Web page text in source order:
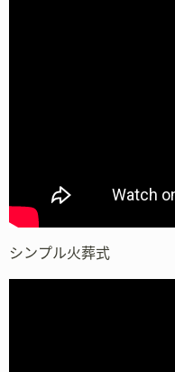
シンプル火葬式